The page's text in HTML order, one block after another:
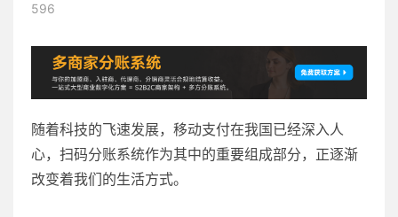
596
随着科技的飞速发展，移动支付在我国已经深入人
心，扫码分账系统作为其中的重要组成部分，正逐渐
改变着我们的生活方式。